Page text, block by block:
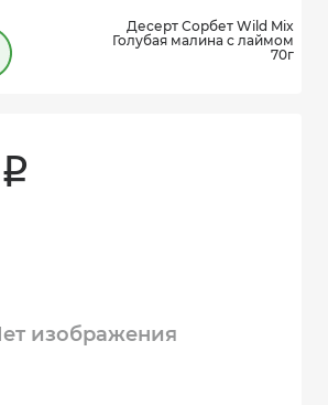
Десерт Сорбет Wild Mix
Голубая малина с лаймом
70г
i
изображения